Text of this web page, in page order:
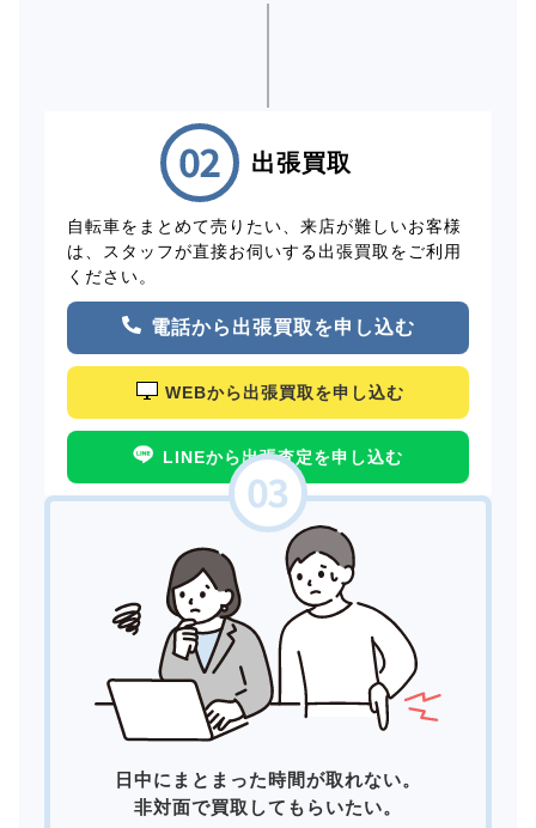
出張買取
自転車をまとめて売りたい、来店が難しいお客様
は、スタッフが直接お伺いする出張買取をご利用
ください。
電話から出張買取を申し込む
WEBから出張買取を申し込む
LINEから出張査定を申し込む
日中にまとまった時間が取れない。
非対面で買取してもらいたい。